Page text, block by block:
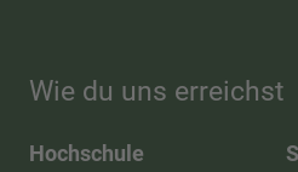
Wie du uns erreichst
Hochschule